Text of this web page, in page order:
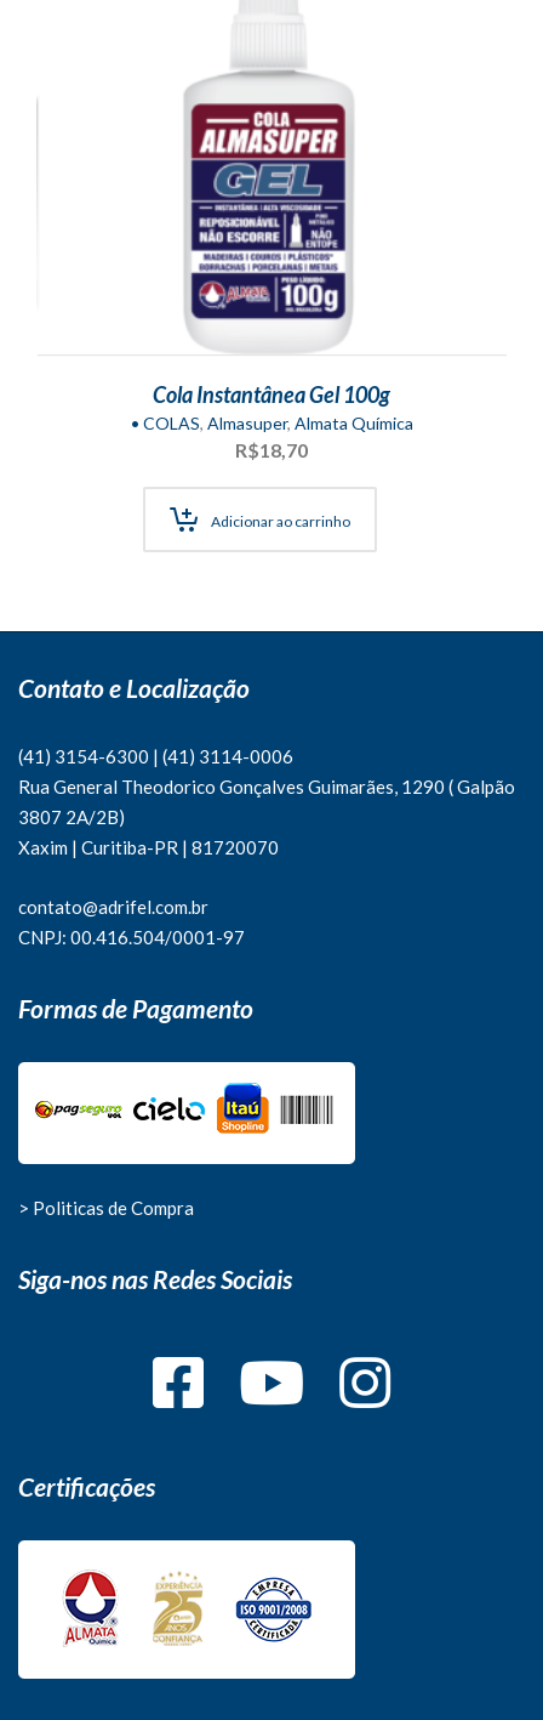
Cola Instantânea Gel 100g
• COLAS, Almasuper, Almata Química
R$18,70
Adicionar ao carrinho
Contato e Localização
(41) 3154-6300 | (41) 3114-0006
Rua General Theodorico Gonçalves Guimarães, 1290 ( Galpão
3807 2A/2B)
Xaxim | Curitiba-PR | 81720070
contato@adrifel.com.br
CNPJ: 00.416.504/0001-97
Formas de Pagamento
> Politicas de Compra
Siga-nos nas Redes Sociais
Certificações